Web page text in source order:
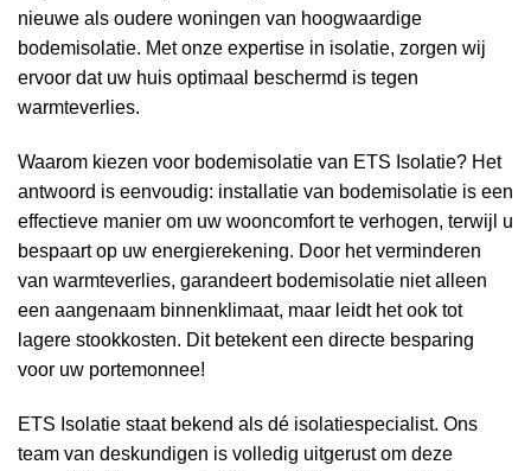
nieuwe als oudere woningen van hoogwaardige
bodemisolatie. Met onze expertise in isolatie, zorgen wij
ervoor dat uw huis optimaal beschermd is tegen
warmteverlies.
Waarom kiezen voor bodemisolatie van ETS Isolatie? Het
antwoord is eenvoudig: installatie van bodemisolatie is een
effectieve manier om uw wooncomfort te verhogen, terwijl u
bespaart op uw energierekening. Door het verminderen
van warmteverlies, garandeert bodemisolatie niet alleen
een aangenaam binnenklimaat, maar leidt het ook tot
lagere stookkosten. Dit betekent een directe besparing
voor uw portemonnee!
ETS Isolatie staat bekend als dé isolatiespecialist. Ons
team van deskundigen is volledig uitgerust om deze